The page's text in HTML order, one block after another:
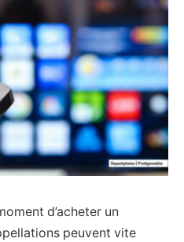
d’acheter un
peuvent vite